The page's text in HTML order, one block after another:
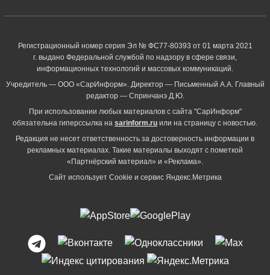
Регистрационный номер серия Эл № ФС77-80393 от 01 марта 2021
г. выдано Федеральной службой по надзору в сфере связи,
информационных технологий и массовых коммуникаций.
Учредитель — ООО «СарИнформ». Директор — Письменный А.А. Главный
редактор — Спринчанэ Д.Ю.
При использовании любых материалов с сайта "СарИнформ"
обязательна гиперссылка на sarinform.ru или на страницу с новостью.
Редакция не несет ответственность за достоверность информации в
рекламных материалах. Такие материалы выходят с пометкой
«Партнёрский материал» и «Реклама».
Сайт использует Cookie и сервиc Яндекс.Метрика